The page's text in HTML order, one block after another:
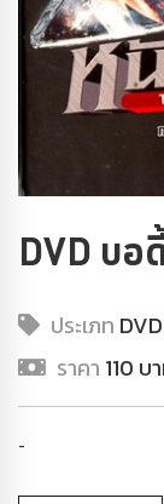
DVD บ
ประเภท DVD
ราคา 110 บ
-